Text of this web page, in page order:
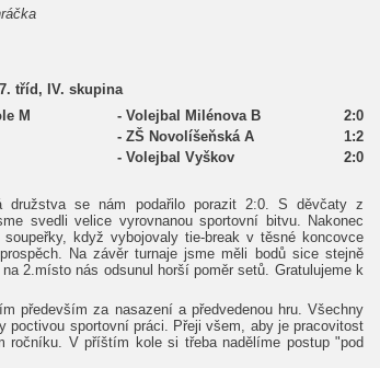
tříd, IV. skupina
M - Volejbal Milénova B
2:0
- ZŠ Novolíšeňská A
1:2
- Volejbal Vyškov 2:0
družstva se nám podařilo porazit 2:0. S děvčaty z
svedli velice vyrovnanou sportovní bitvu. Nakonec
když vybojovaly tie-break v těsné koncovce
Na závěr turnaje jsme měli bodů sice stejně
2.místo nás odsunul horší poměr setů. Gratulujeme k
především za nasazení a předvedenou hru. Všechny
poctivou sportovní práci. Přeji všem, aby je pracovitost
ročníku. V příštím kole si třeba nadělíme postup "pod